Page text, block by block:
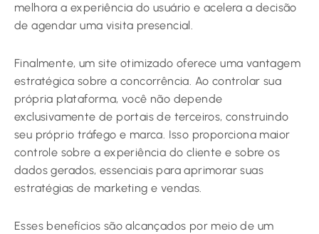
melhora a experiência do usuário e acelera a decisão
de agendar uma visita presencial.
Finalmente, um site otimizado oferece uma vantagem
estratégica sobre a concorrência. Ao controlar sua
própria plataforma, você não depende
exclusivamente de portais de terceiros, construindo
seu próprio tráfego e marca. Isso proporciona maior
controle sobre a experiência do cliente e sobre os
dados gerados, essenciais para aprimorar suas
estratégias de marketing e vendas.
Esses benefícios são alcançados por meio de um